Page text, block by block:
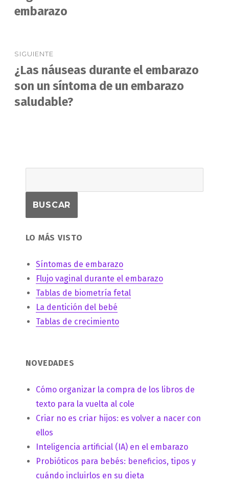
embarazo
SIGUIENTE
Entrada
siguiente:
¿Las náuseas durante el embarazo
son un síntoma de un embarazo
saludable?
LO MÁS VISTO
Síntomas de embarazo
Flujo vaginal durante el embarazo
Tablas de biometría fetal
La dentición del bebé
Tablas de crecimiento
NOVEDADES
Cómo organizar la compra de los libros de
texto para la vuelta al cole
Criar no es criar hijos: es volver a nacer con
ellos
Inteligencia artificial (IA) en el embarazo
Probióticos para bebés: beneficios, tipos y
cuándo incluirlos en su dieta